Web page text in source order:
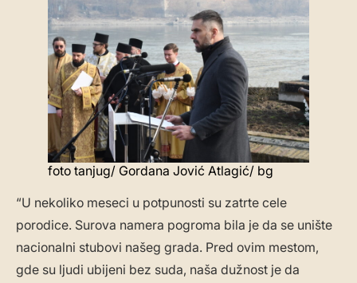
foto tanjug/ Gordana Jović Atlagić/ bg
“U nekoliko meseci u potpunosti su zatrte cele
porodice. Surova namera pogroma bila je da se unište
nacionalni stubovi našeg grada. Pred ovim mestom,
gde su ljudi ubijeni bez suda, naša dužnost je da